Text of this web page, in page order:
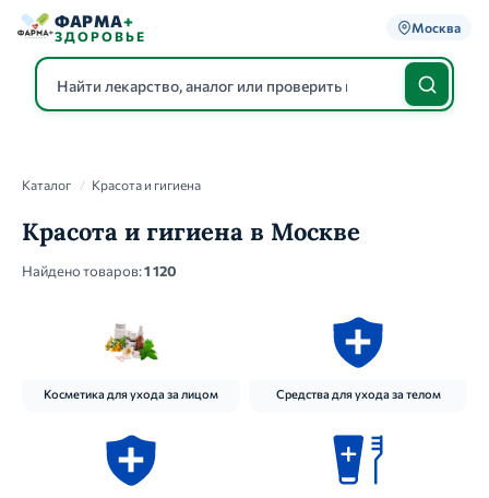
ФАРМА+
ЗДОРОВЬЕ
Москва
Каталог / Красота и гигиена
Красота и гигиена в Москве
Найдено товаров:1 120
Косметика для ухода за лицом Средства для ухода за телом